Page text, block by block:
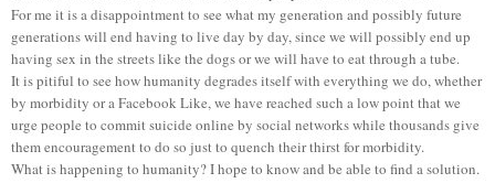
For me it is a disappointment to see what my generation and possibly future
generations will end having to live day by day, since we will possibly end up
having sex in the streets like the dogs or we will have to eat through a tube.
It is pitiful to see how humanity degrades itself with everything we do, whether
by morbidity or a Facebook Like, we have reached such a low point that we
urge people to commit suicide online by social networks while thousands give
them encouragement to do so just to quench their thirst for morbidity.
What is happening to humanity? I hope to know and be able to find a solution.